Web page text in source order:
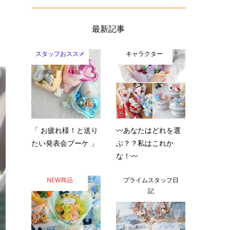
最新記事
スタッフおススメ
「 お疲れ様！と送り
たい発表会ブーケ 」
キャラクター
〰️あなたはどれを選
ぶ？？私はこれか
な！〰️
NEW商品
プライムスタッフ日
記